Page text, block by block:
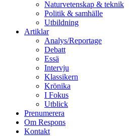
Naturvetenskap & teknik
Politik & samhälle
Utbildning
Artiklar
Analys/Reportage
Debatt
Essä
Intervju
Klassikern
Krönika
I Fokus
Utblick
Prenumerera
Om Respons
Kontakt